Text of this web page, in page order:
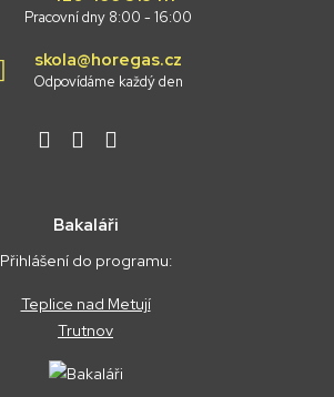
Pracovní dny 8:00 - 16:00
skola@horegas.cz
Odpovídáme každý den
Bakaláři
Přihlášení do programu:
Teplice nad Metují
Trutnov